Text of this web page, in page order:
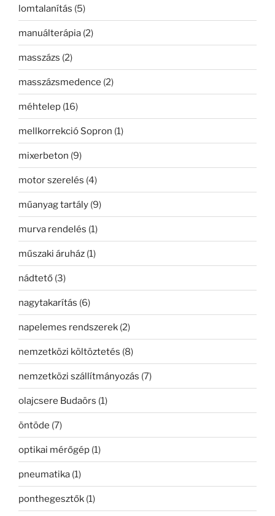
lomtalanítás (5)
manuálterápia (2)
masszázs (2)
masszázsmedence (2)
méhtelep (16)
mellkorrekció Sopron (1)
mixerbeton (9)
motor szerelés (4)
műanyag tartály (9)
murva rendelés (1)
műszaki áruház (1)
nádtető (3)
nagytakarítás (6)
napelemes rendszerek (2)
nemzetközi költöztetés (8)
nemzetközi szállítmányozás (7)
olajcsere Budaörs (1)
öntöde (7)
optikai mérőgép (1)
pneumatika (1)
ponthegesztők (1)